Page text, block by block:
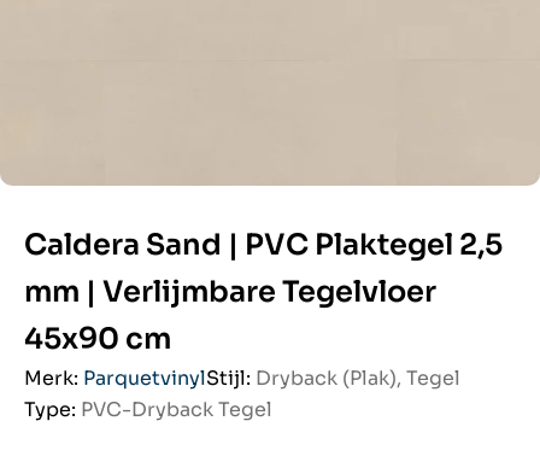
Caldera Sand | PVC Plaktegel 2,5
mm | Verlijmbare Tegelvloer
45x90 cm
Merk: ParquetvinylStijl: Dryback (Plak), Tegel
Type: PVC-Dryback Tegel